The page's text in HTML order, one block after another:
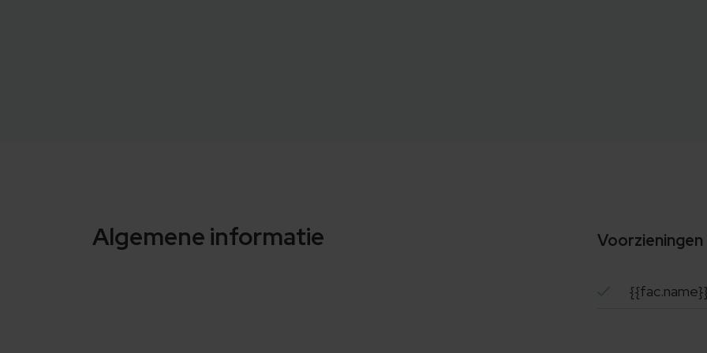
Algemene informatie Voorzieningen